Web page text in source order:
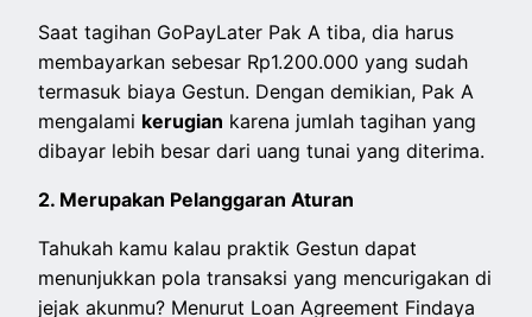
Saat tagihan GoPayLater Pak A tiba, dia harus
membayarkan sebesar Rp1.200.000 yang sudah
termasuk biaya Gestun. Dengan demikian, Pak A
mengalami kerugian karena jumlah tagihan yang
dibayar lebih besar dari uang tunai yang diterima.
2. Merupakan Pelanggaran Aturan
Tahukah kamu kalau praktik Gestun dapat
menunjukkan pola transaksi yang mencurigakan di
jejak akunmu? Menurut Loan Agreement Findaya